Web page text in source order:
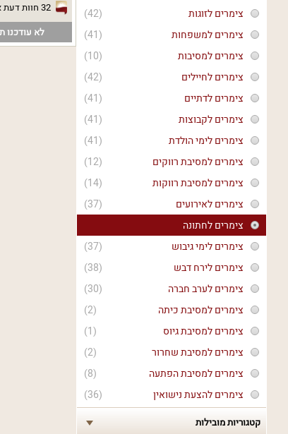
(42)
צימרים לזוגות
(41)
צימרים למשפחות
(10)
צימרים למסיבות
(42)
צימרים לחיילים
(41)
צימרים לדתיים
(41)
צימרים לקבוצות
(41)
צימרים לימי הולדת
(12)
צימרים למסיבת רווקים
(14)
צימרים למסיבת רווקות
(37)
צימרים לאירועים
צימרים לחתונה
(37)
צימרים לימי גיבוש
(38)
צימרים לירח דבש
(30)
צימרים לערב חברה
(2)
צימרים למסיבת כיתה
(1)
צימרים למסיבת גיוס
(2)
צימרים למסיבת שחרור
(8)
צימרים למסיבת הפתעה
(36)
צימרים להצעת נישואין
קטגוריות מובילות
32 חוות דעת אמיתיות
לא עודכנו